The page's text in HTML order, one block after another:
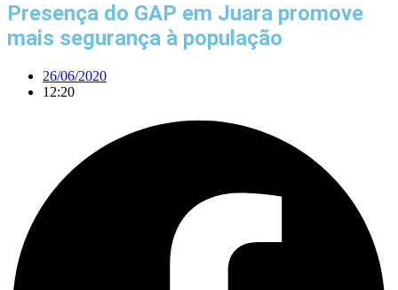
Presença do GAP em Juara promove
mais segurança à população
26/06/2020
12:20